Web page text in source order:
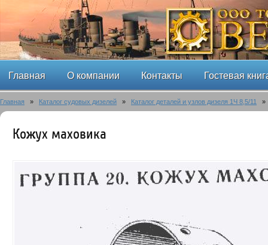
Главная О компании Контакты Гостевая
Главная » Каталог судовых дизелей » Каталог деталей и узлов дизеля 1Ч 8,5/11
Кожух маховика